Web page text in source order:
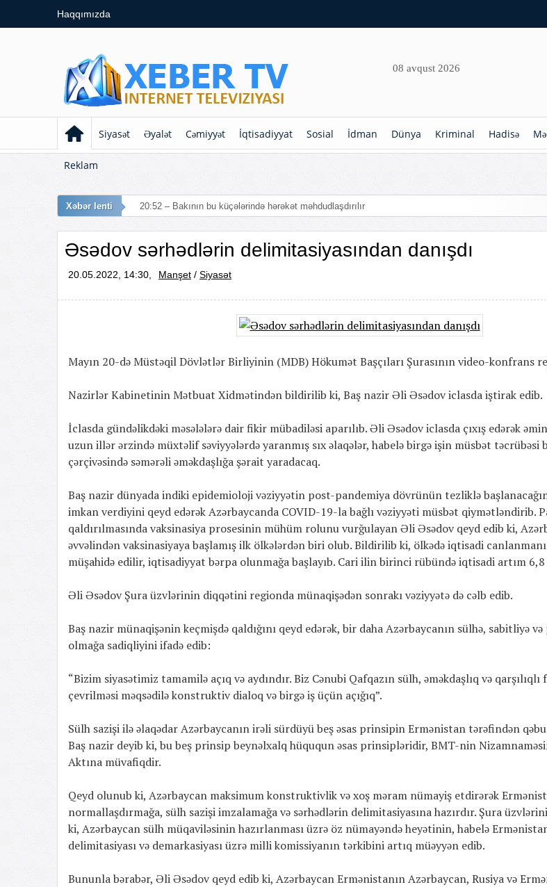
Haqqımızda
08 avqust 2026
Siyasət Əyalət Cəmiyyət İqtisadiyyat Sosial İdman Dünya Kriminal Hadisə
Reklam
Xəbər lenti 20:52 – Bakının bu küçələrində hərəkət məhdudlaşdırılır
Əsədov sərhədlərin delimitasiyasından danışdı
20.05.2022, 14:30, Manşet / Siyasət
Mayın 20-də Müstəqil Dövlətlər Birliyinin (MDB) Hökumət Başçıları Şurasının video-konfrans
Nazirlər Kabinetinin Mətbuat Xidmətindən bildirilib ki, Baş nazir Əli Əsədov iclasda iştirak edib.
İclasda gündəlikdəki məsələlərə dair fikir mübadiləsi aparılıb. Əli Əsədov iclasda çıxış edərək
uzun illər ərzində müxtəlif səviyyələrdə yaranmış sıx əlaqələr, habelə birgə işin müsbət təcrübəsi
çərçivəsində səmərəli əməkdaşlığa şərait yaradacaq.
Baş nazir dünyada indiki epidemioloji vəziyyətin post-pandemiya dövrünün tezliklə
imkan verdiyini qeyd edərək Azərbaycanda COVID-19-la bağlı vəziyyəti müsbət qiymətləndirib.
qaldırılmasında vaksinasiya prosesinin mühüm rolunu vurğulayan Əli Əsədov qeyd edib ki,
əvvəlindən vaksinasiyaya başlamış ilk ölkələrdən biri olub. Bildirilib ki, ölkədə iqtisadi
müşahidə edilir, iqtisadiyyat bərpa olunmağa başlayıb. Cari ilin birinci rübündə iqtisadi artım
Əli Əsədov Şura üzvlərinin diqqətini regionda münaqişədən sonrakı vəziyyətə də cəlb edib.
Baş nazir münaqişənin keçmişdə qaldığını qeyd edərək, bir daha Azərbaycanın sülhə, sabitliyə
olmağa sadiqliyini ifadə edib:
“Bizim siyasətimiz tamamilə açıq və aydındır. Biz Cənubi Qafqazın sülh, əməkdaşlıq və
çevrilməsi məqsədilə konstruktiv dialoq və birgə iş üçün açığıq”.
Sülh sazişi ilə əlaqədar Azərbaycanın irəli sürdüyü beş əsas prinsipin Ermənistan tərəfindən
Baş nazir deyib ki, bu beş prinsip beynəlxalq hüququn əsas prinsipləridir, BMT-nin
Aktına müvafiqdir.
Qeyd olunub ki, Azərbaycan maksimum konstruktivlik və xoş məram nümayiş etdirərək
normallaşdırmağa, sülh sazişi imzalamağa və sərhədlərin delimitasiyasına hazırdır. Şura
ki, Azərbaycan sülh müqaviləsinin hazırlanması üzrə öz nümayəndə heyətinin, habelə
delimitasiyası və demarkasiyası üzrə milli komissiyanın tərkibini artıq müəyyən edib.
Bununla bərabər, Əli Əsədov qeyd edib ki, Azərbaycan Ermənistanın Azərbaycan, Rusiya və